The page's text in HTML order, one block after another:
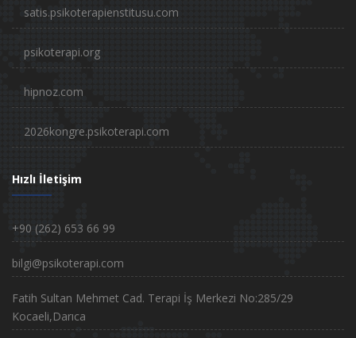
satis.psikoterapienstitusu.com
psikoterapi.org
hipnoz.com
2026kongre.psikoterapi.com
Hızlı İletişim
+90 (262) 653 66 99
bilgi@psikoterapi.com
Fatih Sultan Mehmet Cad. Terapi İş Merkezi No:285/29
Kocaeli,Darıca